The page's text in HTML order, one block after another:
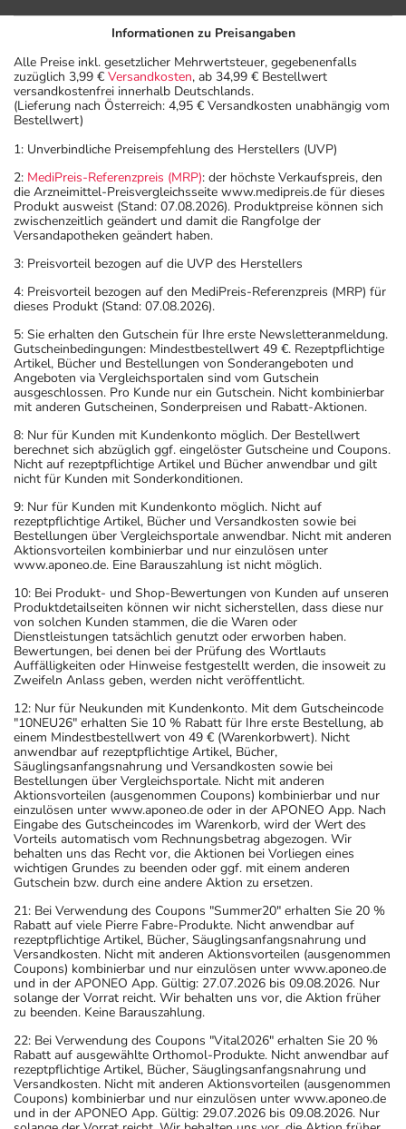
Informationen zu Preisangaben
Alle Preise inkl. gesetzlicher Mehrwertsteuer, gegebenenfalls
zuzüglich 3,99 € Versandkosten, ab 34,99 € Bestellwert
versandkostenfrei innerhalb Deutschlands.
(Lieferung nach Österreich: 4,95 € Versandkosten unabhängig vom
Bestellwert)
1: Unverbindliche Preisempfehlung des Herstellers (UVP)
2: MediPreis-Referenzpreis (MRP): der höchste Verkaufspreis, den
die Arzneimittel-Preisvergleichsseite www.medipreis.de für dieses
Produkt ausweist (Stand: 07.08.2026). Produktpreise können sich
zwischenzeitlich geändert und damit die Rangfolge der
Versandapotheken geändert haben.
3: Preisvorteil bezogen auf die UVP des Herstellers
4: Preisvorteil bezogen auf den MediPreis-Referenzpreis (MRP) für
dieses Produkt (Stand: 07.08.2026).
5: Sie erhalten den Gutschein für Ihre erste Newsletteranmeldung.
Gutscheinbedingungen: Mindestbestellwert 49 €. Rezeptpflichtige
Artikel, Bücher und Bestellungen von Sonderangeboten und
Angeboten via Vergleichsportalen sind vom Gutschein
ausgeschlossen. Pro Kunde nur ein Gutschein. Nicht kombinierbar
mit anderen Gutscheinen, Sonderpreisen und Rabatt-Aktionen.
8: Nur für Kunden mit Kundenkonto möglich. Der Bestellwert
berechnet sich abzüglich ggf. eingelöster Gutscheine und Coupons.
Nicht auf rezeptpflichtige Artikel und Bücher anwendbar und gilt
nicht für Kunden mit Sonderkonditionen.
9: Nur für Kunden mit Kundenkonto möglich. Nicht auf
rezeptpflichtige Artikel, Bücher und Versandkosten sowie bei
Bestellungen über Vergleichsportale anwendbar. Nicht mit anderen
Aktionsvorteilen kombinierbar und nur einzulösen unter
www.aponeo.de. Eine Barauszahlung ist nicht möglich.
10: Bei Produkt- und Shop-Bewertungen von Kunden auf unseren
Produktdetailseiten können wir nicht sicherstellen, dass diese nur
von solchen Kunden stammen, die die Waren oder
Dienstleistungen tatsächlich genutzt oder erworben haben.
Bewertungen, bei denen bei der Prüfung des Wortlauts
Auffälligkeiten oder Hinweise festgestellt werden, die insoweit zu
Zweifeln Anlass geben, werden nicht veröffentlicht.
12: Nur für Neukunden mit Kundenkonto. Mit dem Gutscheincode
"10NEU26" erhalten Sie 10 % Rabatt für Ihre erste Bestellung, ab
einem Mindestbestellwert von 49 € (Warenkorbwert). Nicht
anwendbar auf rezeptpflichtige Artikel, Bücher,
Säuglingsanfangsnahrung und Versandkosten sowie bei
Bestellungen über Vergleichsportale. Nicht mit anderen
Aktionsvorteilen (ausgenommen Coupons) kombinierbar und nur
einzulösen unter www.aponeo.de oder in der APONEO App. Nach
Eingabe des Gutscheincodes im Warenkorb, wird der Wert des
Vorteils automatisch vom Rechnungsbetrag abgezogen. Wir
behalten uns das Recht vor, die Aktionen bei Vorliegen eines
wichtigen Grundes zu beenden oder ggf. mit einem anderen
Gutschein bzw. durch eine andere Aktion zu ersetzen.
21: Bei Verwendung des Coupons "Summer20" erhalten Sie 20 %
Rabatt auf viele Pierre Fabre-Produkte. Nicht anwendbar auf
rezeptpflichtige Artikel, Bücher, Säuglingsanfangsnahrung und
Versandkosten. Nicht mit anderen Aktionsvorteilen (ausgenommen
Coupons) kombinierbar und nur einzulösen unter www.aponeo.de
und in der APONEO App. Gültig: 27.07.2026 bis 09.08.2026. Nur
solange der Vorrat reicht. Wir behalten uns vor, die Aktion früher
zu beenden. Keine Barauszahlung.
22: Bei Verwendung des Coupons "Vital2026" erhalten Sie 20 %
Rabatt auf ausgewählte Orthomol-Produkte. Nicht anwendbar auf
rezeptpflichtige Artikel, Bücher, Säuglingsanfangsnahrung und
Versandkosten. Nicht mit anderen Aktionsvorteilen (ausgenommen
Coupons) kombinierbar und nur einzulösen unter www.aponeo.de
und in der APONEO App. Gültig: 29.07.2026 bis 09.08.2026. Nur